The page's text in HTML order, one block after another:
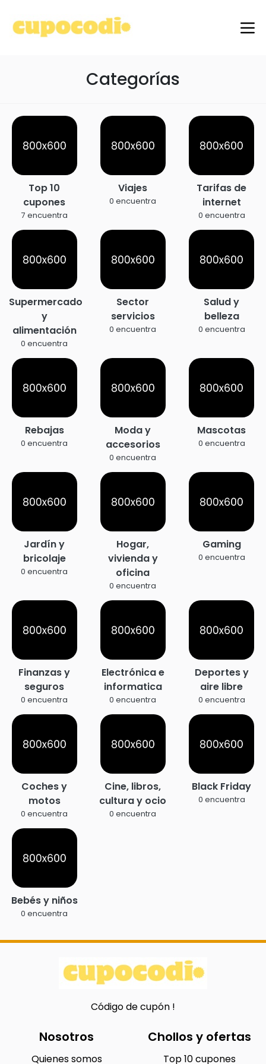
Categorías
Top 10
cupones
7 encuentra
Viajes
0 encuentra
Tarifas de
internet
0 encuentra
Supermercado
y
alimentación
0 encuentra
Sector
servicios
0 encuentra
Salud y
belleza
0 encuentra
Rebajas
0 encuentra
Moda y
accesorios
0 encuentra
Mascotas
0 encuentra
Jardín y
bricolaje
0 encuentra
Hogar,
vivienda y
oficina
0 encuentra
Gaming
0 encuentra
Finanzas y
seguros
0 encuentra
Electrónica e
informatica
0 encuentra
Deportes y
aire libre
0 encuentra
Coches y
motos
0 encuentra
Cine, libros,
cultura y ocio
0 encuentra
Black Friday
0 encuentra
Bebés y niños
0 encuentra
Código de cupón !
Nosotros
Quienes somos
Chollos y ofertas
Top 10 cupones